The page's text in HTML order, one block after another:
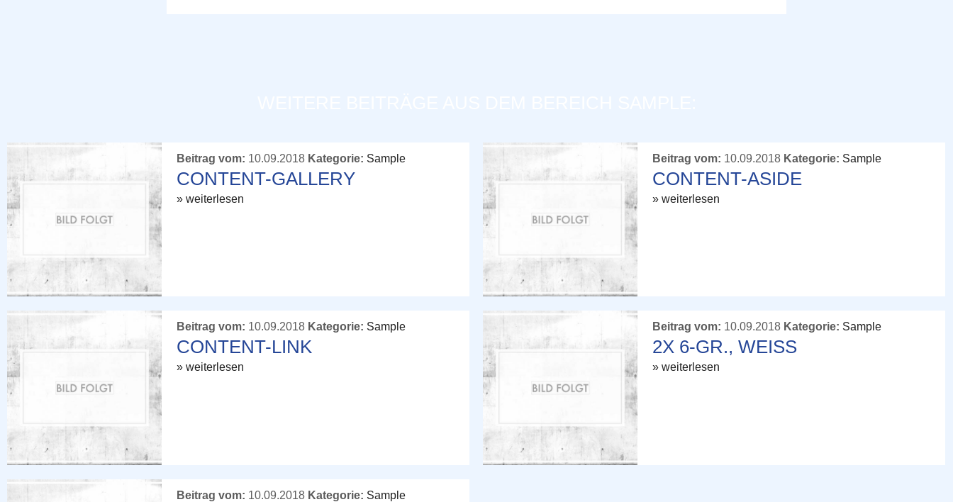
Beitrag vom: 10.09.2018 Kategorie: Sample
CONTENT-GALLERY
» weiterlesen
Beitrag vom: 10.09.2018 Kategorie: Sample
CONTENT-ASIDE
» weiterlesen
Beitrag vom: 10.09.2018 Kategorie: Sample
CONTENT-LINK
» weiterlesen
Beitrag vom: 10.09.2018 Kategorie: Sample
2X 6-GR., WEISS
» weiterlesen
Beitrag vom: 10.09.2018 Kategorie: Sample